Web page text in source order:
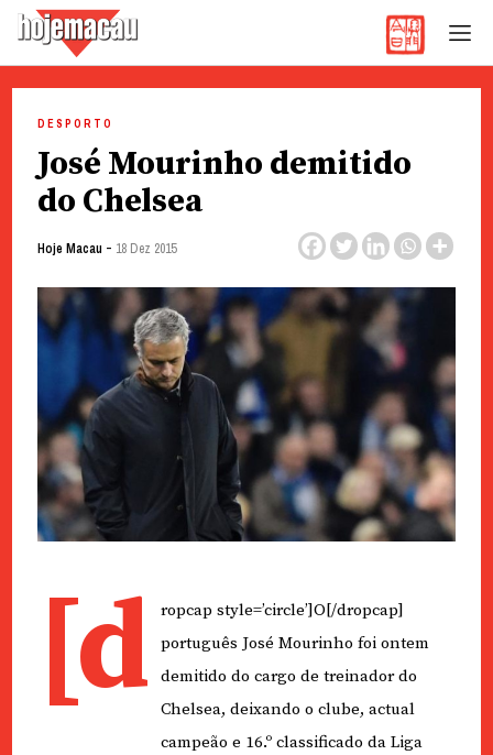
content
DESPORTO
José Mourinho demitido
do Chelsea
Hoje Macau - 18 Dez 2015
[d
ropcap style=’circle’]O[/dropcap]
português José Mourinho foi ontem
demitido do cargo de treinador do
Chelsea, deixando o clube, actual
campeão e 16.º classificado da Liga